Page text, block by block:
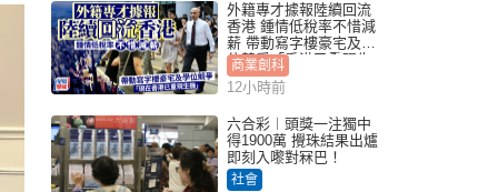
外籍專才據報陸續回流
香港 鍾情低稅率不惜減
薪 帶動寫字樓豪宅及學
位競爭「香港已重現生
機」
商業創科
12小時前
六合彩︱頭獎一注獨中
得1900萬 攪珠結果出爐
即刻入嚟對冧巴！
社會